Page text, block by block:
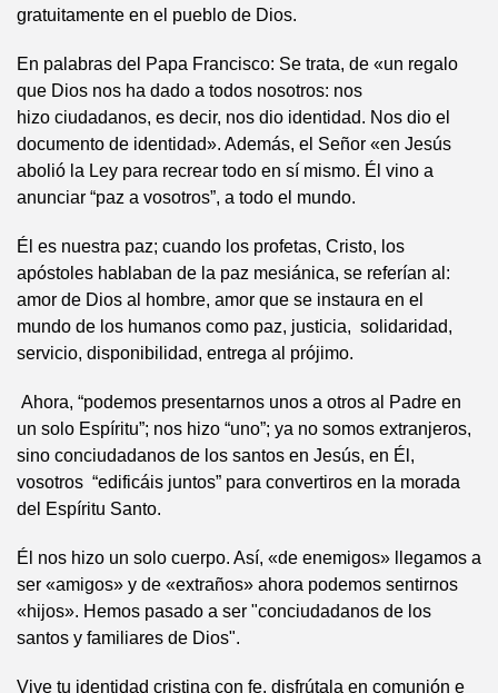
gratuitamente en el pueblo de Dios.
En palabras del Papa Francisco: Se trata, de «un regalo
que Dios nos ha dado a todos nosotros: nos
hizo ciudadanos, es decir, nos dio identidad. Nos dio el
documento de identidad». Además, el Señor «en Jesús
abolió la Ley para recrear todo en sí mismo. Él vino a
anunciar “paz a vosotros”, a todo el mundo.
Él es nuestra paz; cuando los profetas, Cristo, los
apóstoles hablaban de la paz mesiánica, se referían al:
amor de Dios al hombre, amor que se instaura en el
mundo de los humanos como paz, justicia, solidaridad,
servicio, disponibilidad, entrega al prójimo.
Ahora, “podemos presentarnos unos a otros al Padre en
un solo Espíritu”; nos hizo “uno”; ya no somos extranjeros,
sino conciudadanos de los santos en Jesús, en Él,
vosotros “edificáis juntos” para convertiros en la morada
del Espíritu Santo.
Él nos hizo un solo cuerpo. Así, «de enemigos» llegamos a
ser «amigos» y de «extraños» ahora podemos sentirnos
«hijos». Hemos pasado a ser "conciudadanos de los
santos y familiares de Dios".
Vive tu identidad cristina con fe, disfrútala en comunión e